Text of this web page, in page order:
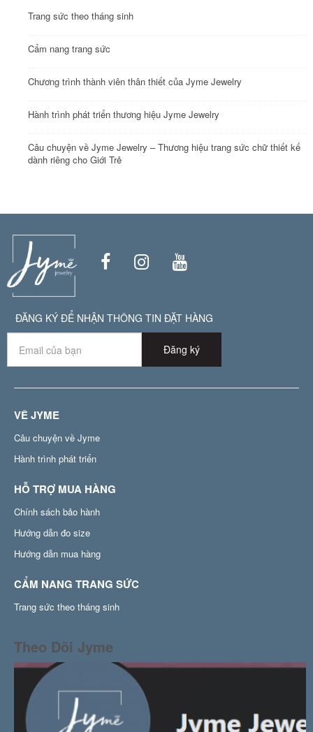
Trang sức theo tháng sinh
Cẩm nang trang sức
Chương trình thành viên thân thiết của Jyme Jewelry
Hành trình phát triển thương hiệu Jyme Jewelry
Câu chuyện về Jyme Jewelry – Thương hiệu trang sức chữ thiết kế
dành riêng cho Giới Trẻ
ĐĂNG KÝ ĐỂ NHẬN THÔNG TIN ĐẶT HÀNG
Đăng ký
VỀ JYME
Câu chuyện về Jyme
Hành trình phát triển
HỖ TRỢ MUA HÀNG
Chính sách bảo hành
Hướng dẫn đo size
Hướng dẫn mua hàng
CẨM NANG TRANG SỨC
Trang sức theo tháng sinh
Theo Dõi Jyme